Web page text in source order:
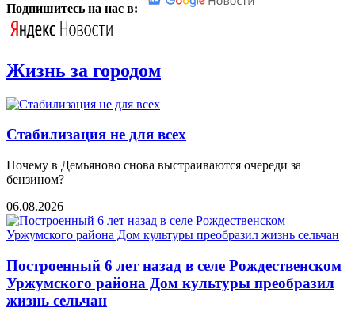
Подпишитесь на нас в:
Жизнь за городом
Стабилизация не для всех
Почему в Демьяново снова выстраиваются очереди за
бензином?
06.08.2026
Построенный 6 лет назад в селе Рождественском
Уржумского района Дом культуры преобразил
жизнь сельчан